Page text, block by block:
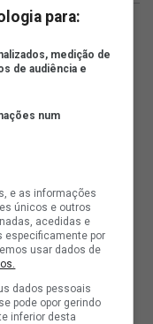
para:
medição de
de audiência e
num
e as informações
únicos e outros
acedidas e
especificamente por
usar dados de
dados pessoais
pode opor gerindo
inferior desta